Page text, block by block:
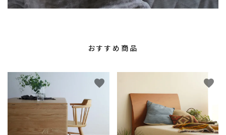
おすすめ商品
favorite favorite